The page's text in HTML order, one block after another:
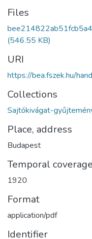
Files
(546.55 KB)
URI
https://bea.fszek.hu/
Collections
Sajtókivágat-
Place, address
Budapest
Temporal coverage
1920
Format
application/pdf
Identifier